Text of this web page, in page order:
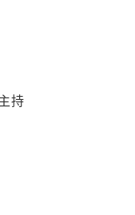
持